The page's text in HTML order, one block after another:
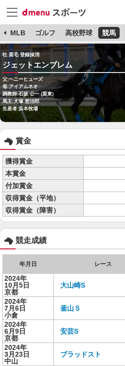
MLB ゴルフ 高校野球 競馬
牡 栗毛 登録抹消
ジェットエンブレム
父:ヘニーヒューズ
母:アイアムネオ
調教師:石坂 公一 (栗東)
馬主:犬塚 悠治郎
生産者:浜本牧場
賞金
獲得賞金
本賞金
付加賞金
収得賞金（平地）
収得賞金（障害）
競走成績
年月日 レース
2024年
10月5日
京都
大山崎S
2024年
7月6日
小倉
釜山Ｓ
2024年
6月9日
京都
安芸S
2024年
3月23日
中山
ブラッドスト